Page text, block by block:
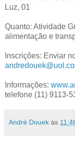
Luz, 01
Quanto: Atividade
alimentação e
Inscrições: Enviar
Informações:
telefone (11) 9113-
André Douek às